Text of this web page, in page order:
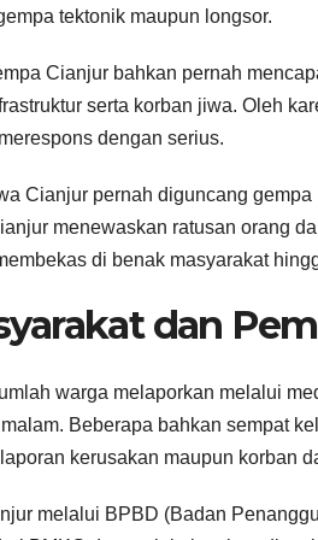
tektonik maupun longsor.
Cianjur bahkan pernah
serta korban jiwa. Oleh
dengan serius.
Cianjur pernah diguncang
menewaskan ratusan orang
di benak masyarakat
dan
warga melaporkan melalui
Beberapa bahkan sempat
kerusakan maupun korban
melalui BPBD (Badan